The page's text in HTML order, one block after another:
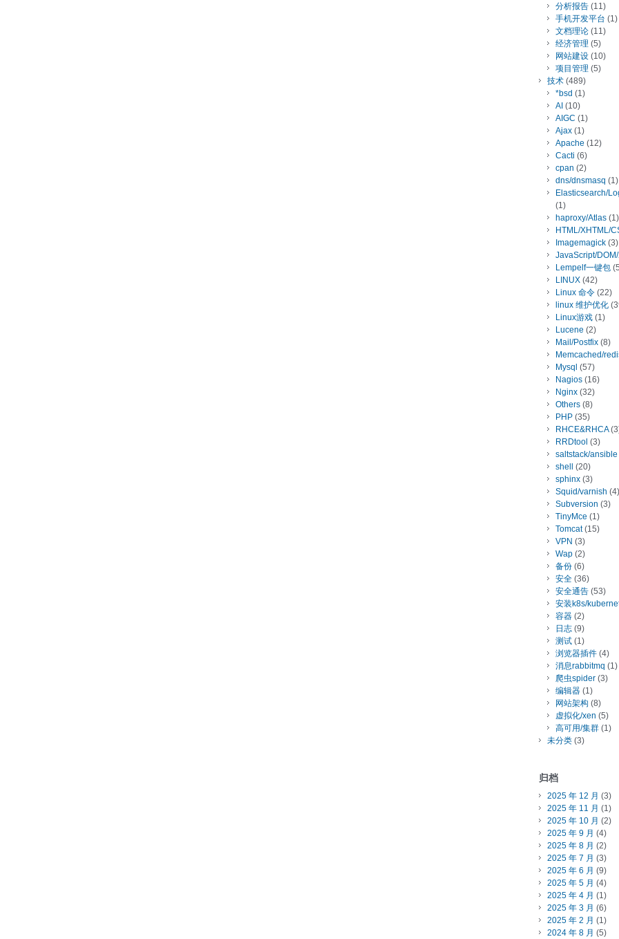
分析报告 (11)
手机开发平台 (1)
文档理论 (11)
经济管理 (5)
网站建设 (10)
项目管理 (5)
技术 (489)
*bsd (1)
AI (10)
AIGC (1)
Ajax (1)
Apache (12)
Cacti (6)
cpan (2)
dns/dnsmasq (1)
Elasticsearch/
(1)
haproxy/Atlas (1)
HTML/XHTML/
Imagemagick (3)
JavaScript/
Lempelf一键包
LINUX (42)
Linux 命令 (22)
linux 维护优化
Linux游戏 (1)
Lucene (2)
Mail/Postfix (8)
Memcached/
Mysql (57)
Nagios (16)
Nginx (32)
Others (8)
PHP (35)
RHCE&RHCA
RRDtool (3)
saltstack/ansible
shell
(20)
sphinx (3)
Squid/varnish (4)
Subversion (3)
TinyMce (1)
Tomcat(15)
VPN (3)
Wap (2)
备份 (6)
安全 (36)
安全通告 (53)
安装k8s/
容器 (2)
日志 (9)
测试 (1)
浏览器插件 (4)
消息rabbitmq (1)
爬虫spider (3)
编辑器 (1)
网站架构 (8)
虚拟化/xen (5)
高可用/集群 (1)
未分类 (3)
归档
2025 年 12 月 (3)
2025 年 11 月 (1)
2025 年 10 月 (2)
2025 年 9 月 (4)
2025 年 8 月 (2)
2025 年 7 月 (3)
2025 年 6 月 (9)
2025 年 5 月 (4)
2025 年 4 月 (1)
2025 年 3 月 (6)
2025 年 2 月 (1)
2024 年 8 月 (5)